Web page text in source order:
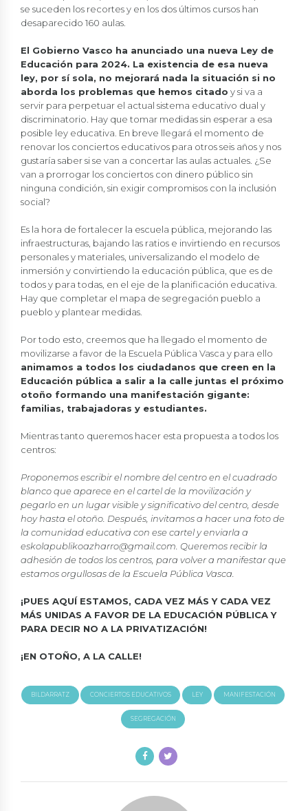
se suceden los recortes y en los dos últimos cursos han
desaparecido 160 aulas.
El Gobierno Vasco ha anunciado una nueva Ley de
Educación para 2024. La existencia de esa nueva
ley, por sí sola, no mejorará nada la situación si no
aborda los problemas que hemos citado y si va a
servir para perpetuar el actual sistema educativo dual y
discriminatorio. Hay que tomar medidas sin esperar a esa
posible ley educativa. En breve llegará el momento de
renovar los conciertos educativos para otros seis años y nos
gustaría saber si se van a concertar las aulas actuales. ¿Se
van a prorrogar los conciertos con dinero público sin
ninguna condición, sin exigir compromisos con la inclusión
social?
Es la hora de fortalecer la escuela pública, mejorando las
infraestructuras, bajando las ratios e invirtiendo en recursos
personales y materiales, universalizando el modelo de
inmersión y convirtiendo la educación pública, que es de
todos y para todas, en el eje de la planificación educativa.
Hay que completar el mapa de segregación pueblo a
pueblo y plantear medidas.
Por todo esto, creemos que ha llegado el momento de
movilizarse a favor de la Escuela Pública Vasca y para ello
animamos a todos los ciudadanos que creen en la
Educación pública a salir a la calle juntas el próximo
otoño formando una manifestación gigante:
familias, trabajadoras y estudiantes.
Mientras tanto queremos hacer esta propuesta a todos los
centros:
Proponemos escribir el nombre del centro en el cuadrado
blanco que aparece en el cartel de la movilización y
pegarlo en un lugar visible y significativo del centro, desde
hoy hasta el otoño. Después, invitamos a hacer una foto de
la comunidad educativa con ese cartel y enviarla a
eskolapublikoazharro@gmail.com. Queremos recibir la
adhesión de todos los centros, para volver a manifestar que
estamos orgullosas de la Escuela Pública Vasca.
¡PUES AQUÍ ESTAMOS, CADA VEZ MÁS Y CADA VEZ
MÁS UNIDAS A FAVOR DE LA EDUCACIÓN PÚBLICA Y
PARA DECIR NO A LA PRIVATIZACIÓN!
¡EN OTOÑO, A LA CALLE!
BILDARRATZ CONCIERTOS EDUCATIVOS LEY MANIFESTACIÓN
SEGREGACIÓN